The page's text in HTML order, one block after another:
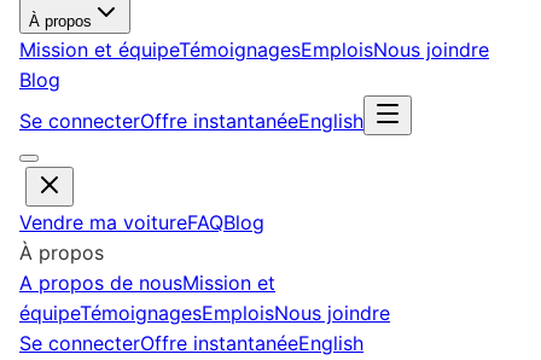
À propos
Mission et équipeTémoignagesEmploisNous joindre
Blog
Se connecterOffre instantanéeEnglish
Vendre ma voitureFAQBlog
À propos
A propos de nousMission et
équipeTémoignagesEmploisNous joindre
Se connecterOffre instantanéeEnglish